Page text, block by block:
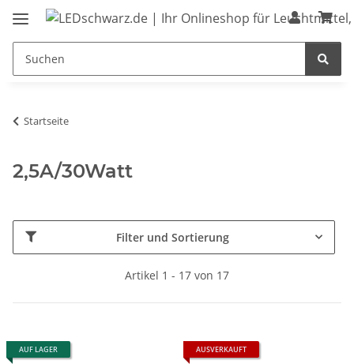
Startseite
2,5A/30Watt
Filter und Sortierung
Artikel 1 - 17 von 17
AUF LAGER AUSVERKAUFT